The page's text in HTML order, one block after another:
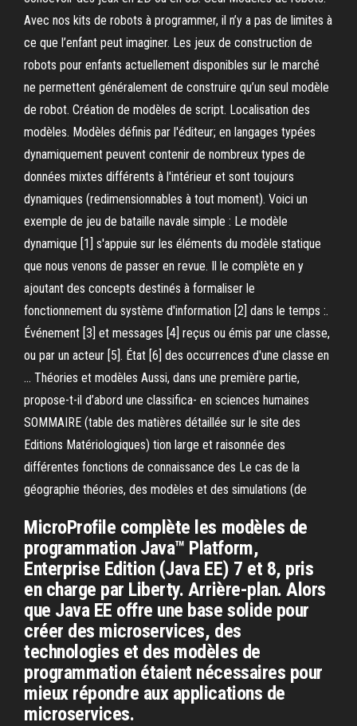
Avec nos kits de robots à programmer, il n’y a pas de limites à
ce que l’enfant peut imaginer. Les jeux de construction de
robots pour enfants actuellement disponibles sur le marché
ne permettent généralement de construire qu’un seul modèle
de robot. Création de modèles de script. Localisation des
modèles. Modèles définis par l'éditeur; en langages typées
dynamiquement peuvent contenir de nombreux types de
données mixtes différents à l'intérieur et sont toujours
dynamiques (redimensionnables à tout moment). Voici un
exemple de jeu de bataille navale simple : Le modèle
dynamique [1] s'appuie sur les éléments du modèle statique
que nous venons de passer en revue. Il le complète en y
ajoutant des concepts destinés à formaliser le
fonctionnement du système d'information [2] dans le temps :.
Événement [3] et messages [4] reçus ou émis par une classe,
ou par un acteur [5]. État [6] des occurrences d'une classe en
… Théories et modèles Aussi, dans une première partie,
propose-t-il d’abord une classifica- en sciences humaines
SOMMAIRE (table des matières détaillée sur le site des
Editions Matériologiques) tion large et raisonnée des
différentes fonctions de connaissance des Le cas de la
géographie théories, des modèles et des simulations (de
MicroProfile complète les modèles de
programmation Java™ Platform,
Enterprise Edition (Java EE) 7 et 8, pris
en charge par Liberty. Arrière-plan. Alors
que Java EE offre une base solide pour
créer des microservices, des
technologies et des modèles de
programmation étaient nécessaires pour
mieux répondre aux applications de
microservices.